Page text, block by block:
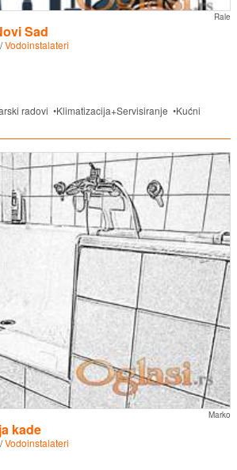
Rale
Sad
/Vodoinstalateri
radovi •Klimatizacija+Servisiranje •Kućni
Marko
kade
/Vodoinstalateri